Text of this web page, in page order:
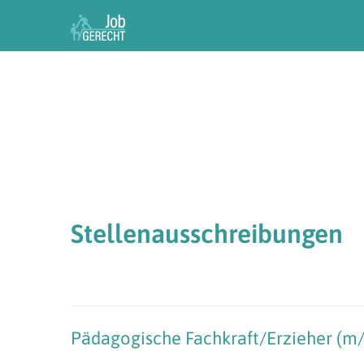
Stellenausschreibungen
Pädagogische Fachkraft/Erzieher